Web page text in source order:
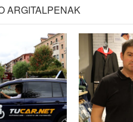
ARGITALPENAK